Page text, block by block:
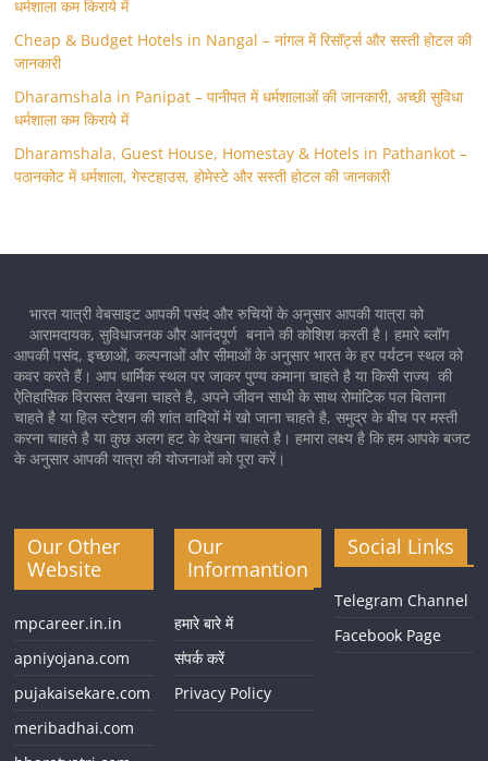
धर्मशाला कम किराये में
Cheap & Budget Hotels in Nangal – नांगल में रिसॉर्ट्स और सस्ती होटल की
जानकारी
Dharamshala in Panipat – पानीपत में धर्मशालाओं की जानकारी, अच्छी सुविधा
धर्मशाला कम किराये में
Dharamshala, Guest House, Homestay & Hotels in Pathankot –
पठानकोट में धर्मशाला, गेस्टहाउस, होमेस्टे और सस्ती होटल की जानकारी
भारत यात्री वेबसाइट आपकी पसंद और रुचियों के अनुसार आपकी यात्रा को
आरामदायक, सुविधाजनक और आनंदपूर्ण बनाने की कोशिश करती है। हमारे ब्लॉग
आपकी पसंद, इच्छाओं, कल्पनाओं और सीमाओं के अनुसार भारत के हर पर्यटन स्थल को
कवर करते हैं। आप धार्मिक स्थल पर जाकर पुण्य कमाना चाहते है या किसी राज्य की
ऐतिहासिक विरासत देखना चाहते है, अपने जीवन साथी के साथ रोमांटिक पल बिताना
चाहते है या हिल स्टेशन की शांत वादियों में खो जाना चाहते है, समुद्र के बीच पर मस्ती
करना चाहते है या कुछ अलग हट के देखना चाहते है। हमारा लक्ष्य है कि हम आपके बजट
के अनुसार आपकी यात्रा की योजनाओं को पूरा करें।
Our Other
Website
mpcareer.in.in
apniyojana.com
pujakaisekare.com
meribadhai.com
Our
Informantion
हमारे बारे में
संपर्क करें
Privacy Policy
Social Links
Telegram Channel
Facebook Page